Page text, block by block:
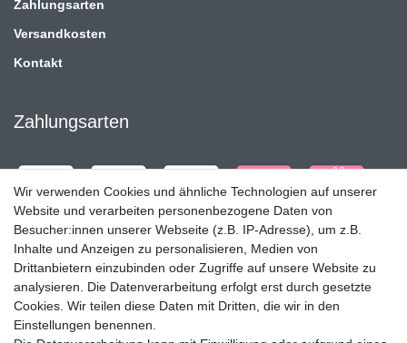
Zahlungsarten
Versandkosten
Kontakt
Zahlungsarten
Wir verwenden Cookies und ähnliche Technologien auf unserer
Website und verarbeiten personenbezogene Daten von
Besucher:innen unserer Webseite (z.B. IP-Adresse), um z.B.
Inhalte und Anzeigen zu personalisieren, Medien von
Drittanbietern einzubinden oder Zugriffe auf unsere Website zu
analysieren. Die Datenverarbeitung erfolgt erst durch gesetzte
Cookies. Wir teilen diese Daten mit Dritten, die wir in den
Einstellungen benennen.